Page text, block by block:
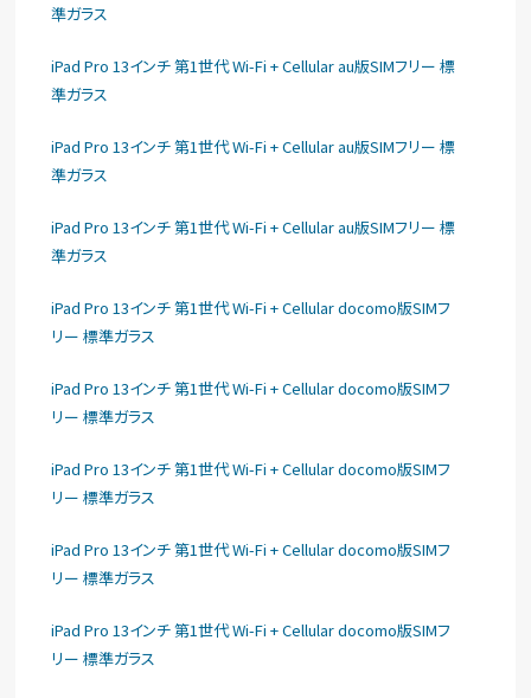
準ガラス
iPad Pro 13インチ 第1世代 Wi-Fi + Cellular au版SIMフリー 標
準ガラス
iPad Pro 13インチ 第1世代 Wi-Fi + Cellular au版SIMフリー 標
準ガラス
iPad Pro 13インチ 第1世代 Wi-Fi + Cellular au版SIMフリー 標
準ガラス
iPad Pro 13インチ 第1世代 Wi-Fi + Cellular docomo版SIMフ
リー 標準ガラス
iPad Pro 13インチ 第1世代 Wi-Fi + Cellular docomo版SIMフ
リー 標準ガラス
iPad Pro 13インチ 第1世代 Wi-Fi + Cellular docomo版SIMフ
リー 標準ガラス
iPad Pro 13インチ 第1世代 Wi-Fi + Cellular docomo版SIMフ
リー 標準ガラス
iPad Pro 13インチ 第1世代 Wi-Fi + Cellular docomo版SIMフ
リー 標準ガラス